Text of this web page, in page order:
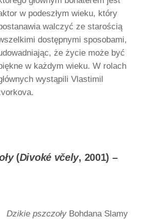
w podeszłym wieku, który
walczyć ze starością
dostępnymi sposobami,
że życie może być
w każdym wieku. W rolach
wystąpili Vlastimil
(Divoké včely, 2001) –
Dzikie pszczoły Bohdana Slamy